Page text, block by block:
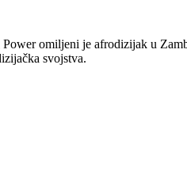
omiljeni je afrodizijak u
svojstva.